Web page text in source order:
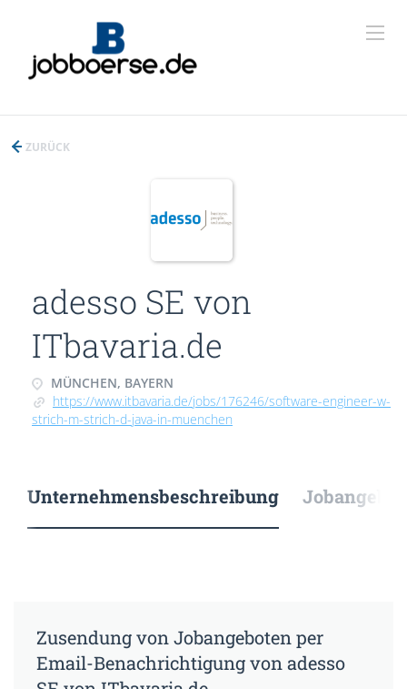
ZURÜCK
adesso SE von
ITbavaria.de
MÜNCHEN, BAYERN
https://www.itbavaria.de/jobs/176246/software-engineer-w-
strich-m-strich-d-java-in-muenchen
Unternehmensbeschreibung
Zusendung von Jobangeboten per
Email-Benachrichtigung von adesso